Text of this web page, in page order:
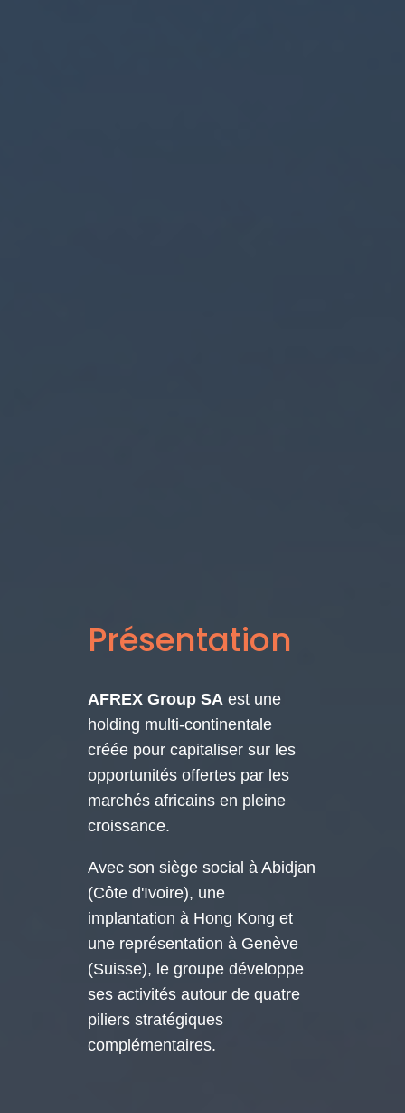
Présentation
AFREX Group SA est une
holding multi-continentale
créée pour capitaliser sur les
opportunités offertes par les
marchés africains en pleine
croissance.
Avec son siège social à Abidjan
(Côte d'Ivoire), une
implantation à Hong Kong et
une représentation à Genève
(Suisse), le groupe développe
ses activités autour de quatre
piliers stratégiques
complémentaires.